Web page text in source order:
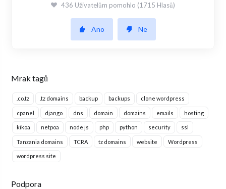
Mrak tagů
.co.tz .tz domains backup backups clone wordpress
cpanel django dns domain domains emails hosting
kikoa netpoa node js php python security ssl
Tanzania domains TCRA tz domains website Wordpress
wordpress site
Podpora
436 Uživatelům pomohlo (1715 Hlasů)
Ano Ne